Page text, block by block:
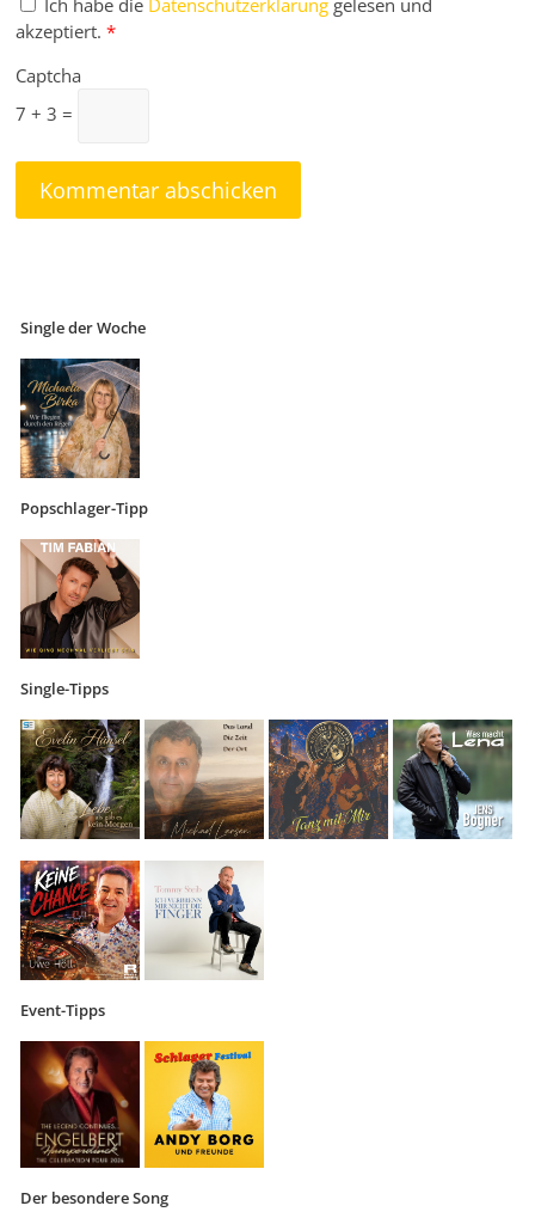
Ich habe die Datenschutzerklärung gelesen und
akzeptiert. *
Captcha
7 + 3 =
Single der Woche
Popschlager-Tipp
Single-Tipps
Event-Tipps
Der besondere Song